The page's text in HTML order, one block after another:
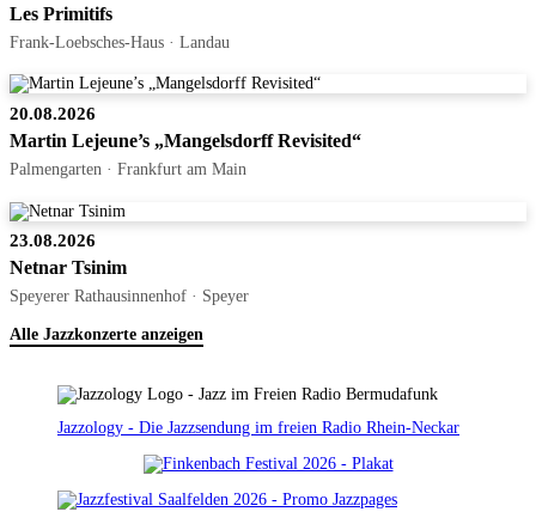
Les Primitifs
Frank-Loebsches-Haus · Landau
20.08.2026
Martin Lejeune’s „Mangelsdorff Revisited“
Palmengarten · Frankfurt am Main
23.08.2026
Netnar Tsinim
Speyerer Rathausinnenhof · Speyer
Alle Jazzkonzerte anzeigen
Jazzology - Die Jazzsendung im freien Radio Rhein-Neckar